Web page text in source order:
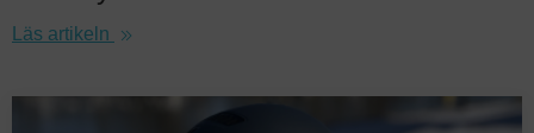
Läs artikeln